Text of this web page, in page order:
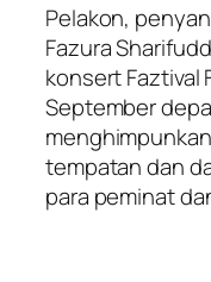
Pelakon,
Fazura
konsert Faztival
September
tempatan dan
para peminat